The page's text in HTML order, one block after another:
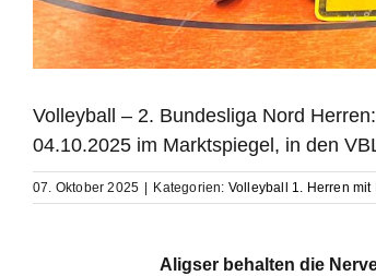
Volleyball – 2. Bundesliga Nord
04.10.2025 im Marktspiegel, in den
07. Oktober 2025 Kategorien: Volleyball 1. Herren mit
Aligser behalten die